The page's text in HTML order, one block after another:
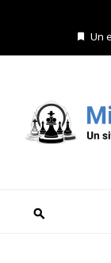
Un